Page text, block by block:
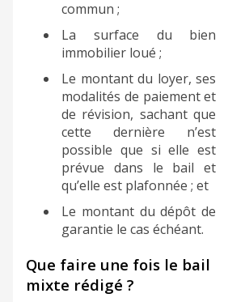
commun ;
La surface du bien
immobilier loué ;
Le montant du loyer, ses
modalités de paiement et
de révision, sachant que
cette dernière n’est
possible que si elle est
prévue dans le bail et
qu’elle est plafonnée ; et
Le montant du dépôt de
garantie le cas échéant.
​Que faire une fois le bail
mixte rédigé ?